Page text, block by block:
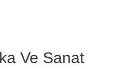
Ve Sanat